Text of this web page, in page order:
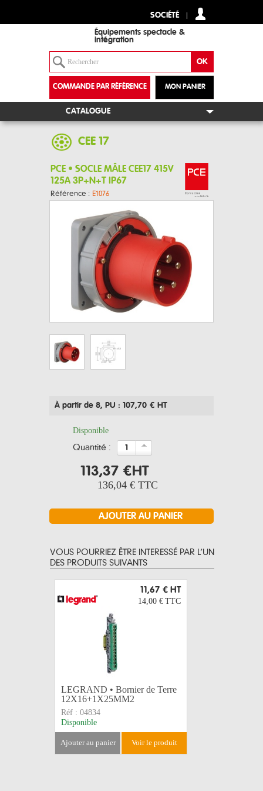
SOCIÉTÉ
Équipements spectacle &
intégration
MON PANIER
COMMANDE PAR RÉFÉRENCE
+
CATALOGUE
CEE 17
PCE • SOCLE MÂLE CEE17 415V
125A 3P+N+T IP67
Référence : E1076
À partir de 8, PU : 107,70 € HT
Disponible
quantité :
113,37 €HT
136,04 € TTC
VOUS POURRIEZ ÊTRE INTERESSÉ PAR L’UN
DES PRODUITS SUIVANTS
11,67 € HT
14,00 € TTC
LEGRAND • Bornier de Terre
12X16+1X25MM2
Réf : 04834
Disponible
ajouter au panier voir le produit